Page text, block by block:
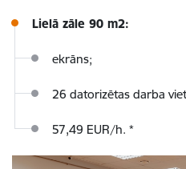
Lielā zāle 90 m2:
ekrāns;
26 datorizētas darba
57,49 EUR/h. *